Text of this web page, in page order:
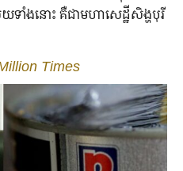
ងនោះ គឺជាមហាសេដ្ឋីសិង្ហបុរី
Times